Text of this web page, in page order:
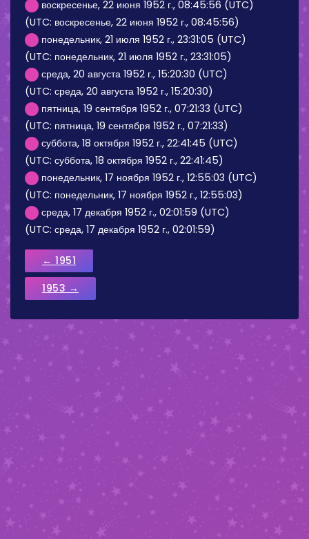
воскресенье, 22 июня 1952 г., 08:45:56 (UTC)
(UTC: воскресенье, 22 июня 1952 г., 08:45:56)
понедельник, 21 июля 1952 г., 23:31:05 (UTC)
(UTC: понедельник, 21 июля 1952 г., 23:31:05)
среда, 20 августа 1952 г., 15:20:30 (UTC)
(UTC: среда, 20 августа 1952 г., 15:20:30)
пятница, 19 сентября 1952 г., 07:21:33 (UTC)
(UTC: пятница, 19 сентября 1952 г., 07:21:33)
суббота, 18 октября 1952 г., 22:41:45 (UTC)
(UTC: суббота, 18 октября 1952 г., 22:41:45)
понедельник, 17 ноября 1952 г., 12:55:03 (UTC)
(UTC: понедельник, 17 ноября 1952 г., 12:55:03)
среда, 17 декабря 1952 г., 02:01:59 (UTC)
(UTC: среда, 17 декабря 1952 г., 02:01:59)
← 1951
1953 →